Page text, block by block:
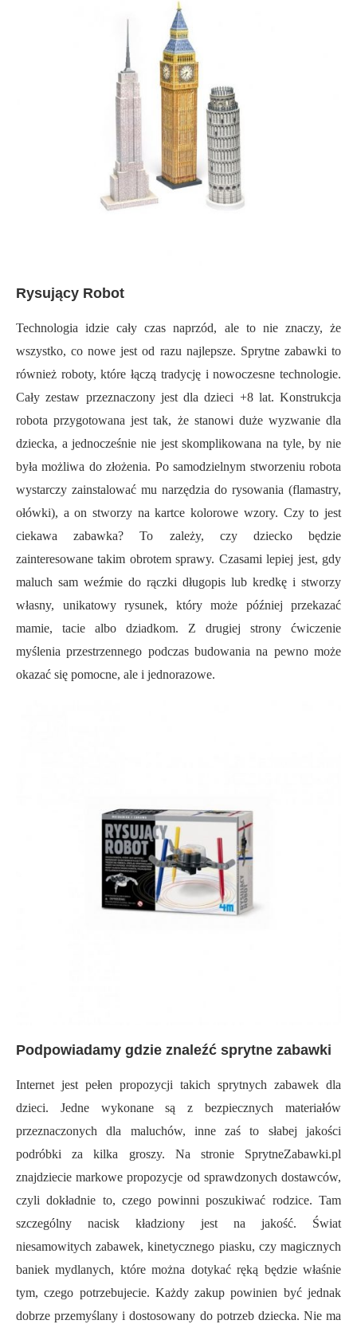
Rysujący Robot
Technologia idzie cały czas naprzód, ale to nie znaczy, że
wszystko, co nowe jest od razu najlepsze. Sprytne zabawki to
również roboty, które łączą tradycję i nowoczesne technologie.
Cały zestaw przeznaczony jest dla dzieci +8 lat. Konstrukcja
robota przygotowana jest tak, że stanowi duże wyzwanie dla
dziecka, a jednocześnie nie jest skomplikowana na tyle, by nie
była możliwa do złożenia. Po samodzielnym stworzeniu robota
wystarczy zainstalować mu narzędzia do rysowania (flamastry,
ołówki), a on stworzy na kartce kolorowe wzory. Czy to jest
ciekawa zabawka? To zależy, czy dziecko będzie
zainteresowane takim obrotem sprawy. Czasami lepiej jest, gdy
maluch sam weźmie do rączki długopis lub kredkę i stworzy
własny, unikatowy rysunek, który może później przekazać
mamie, tacie albo dziadkom. Z drugiej strony ćwiczenie
myślenia przestrzennego podczas budowania na pewno może
okazać się pomocne, ale i jednorazowe.
Podpowiadamy gdzie znaleźć sprytne zabawki
Internet jest pełen propozycji takich sprytnych zabawek dla
dzieci. Jedne wykonane są z bezpiecznych materiałów
przeznaczonych dla maluchów, inne zaś to słabej jakości
podróbki za kilka groszy. Na stronie SprytneZabawki.pl
znajdziecie markowe propozycje od sprawdzonych dostawców,
czyli dokładnie to, czego powinni poszukiwać rodzice. Tam
szczególny nacisk kładziony jest na jakość. Świat
niesamowitych zabawek, kinetycznego piasku, czy magicznych
baniek mydlanych, które można dotykać ręką będzie właśnie
tym, czego potrzebujecie. Każdy zakup powinien być jednak
dobrze przemyślany i dostosowany do potrzeb dziecka. Nie ma